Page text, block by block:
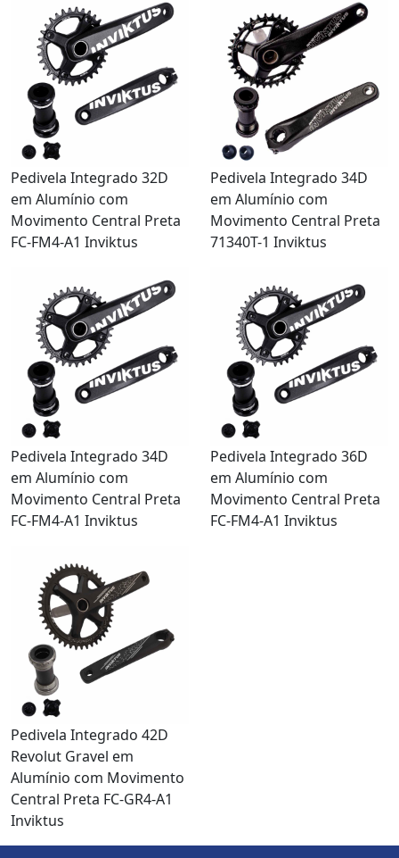
Pedivela Integrado 32D
em Alumínio com
Movimento Central Preta
FC-FM4-A1 Inviktus
Pedivela Integrado 34D
em Alumínio com
Movimento Central Preta
71340T-1 Inviktus
Pedivela Integrado 34D
em Alumínio com
Movimento Central Preta
FC-FM4-A1 Inviktus
Pedivela Integrado 36D
em Alumínio com
Movimento Central Preta
FC-FM4-A1 Inviktus
Pedivela Integrado 42D
Revolut Gravel em
Alumínio com Movimento
Central Preta FC-GR4-A1
Inviktus